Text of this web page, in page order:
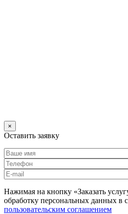
×
Оставить заявку
Нажимая на кнопку «Заказать
обработку персональных данных в
пользовательским соглашением